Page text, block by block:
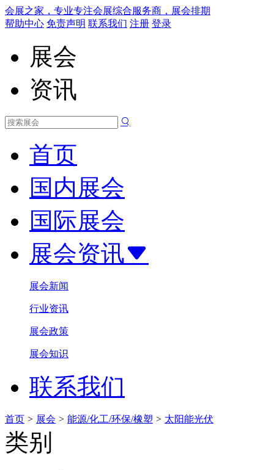
会展之家，专业专注会展综合服务商，展会排期
帮助中心 免责声明 联系我们 注册 登录
展会
资讯
首页
国内展会
国际展会
展会资讯
展会新闻
行业资讯
展会政策
展会知识
联系我们
首页 > 展会 > 能源/化工/环保/橡塑 > 太阳能光伏
类别